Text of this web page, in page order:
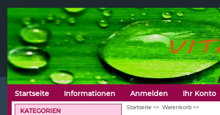
Startseite >> Warenkorb >>
KATEGORIEN
Startseite Informationen Anmelden Ihr Konto